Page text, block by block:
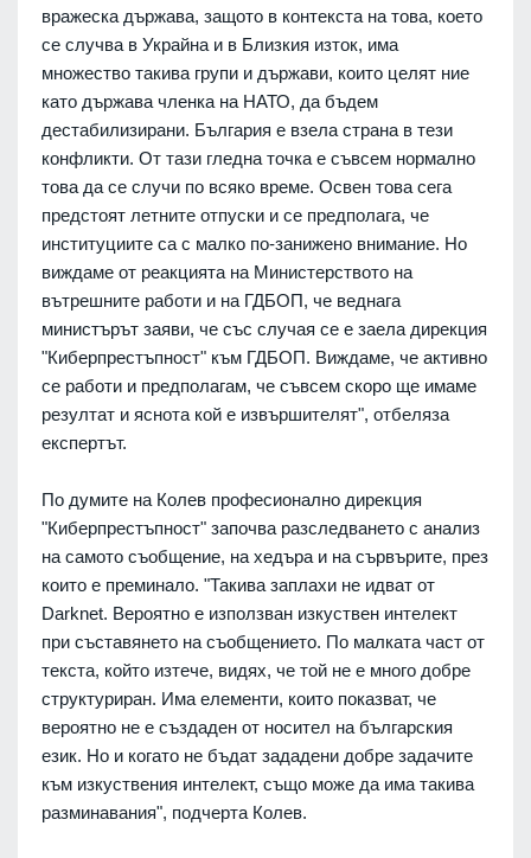
вражеска държава, защото в контекста на това, което
се случва в Украйна и в Близкия изток, има
множество такива групи и държави, които целят ние
като държава членка на НАТО, да бъдем
дестабилизирани. България е взела страна в тези
конфликти. От тази гледна точка е съвсем нормално
това да се случи по всяко време. Освен това сега
предстоят летните отпуски и се предполага, че
институциите са с малко по-занижено внимание. Но
виждаме от реакцията на Министерството на
вътрешните работи и на ГДБОП, че веднага
министърът заяви, че със случая се е заела дирекция
"Киберпрестъпност" към ГДБОП. Виждаме, че активно
се работи и предполагам, че съвсем скоро ще имаме
резултат и яснота кой е извършителят", отбеляза
експертът.
По думите на Колев професионално дирекция
"Киберпрестъпност" започва разследването с анализ
на самото съобщение, на хедъра и на сървърите, през
които е преминало. "Такива заплахи не идват от
Darknet. Вероятно е използван изкуствен интелект
при съставянето на съобщението. По малката част от
текста, който изтече, видях, че той не е много добре
структуриран. Има елементи, които показват, че
вероятно не е създаден от носител на българския
език. Но и когато не бъдат зададени добре задачите
към изкуствения интелект, също може да има такива
разминавания", подчерта Колев.